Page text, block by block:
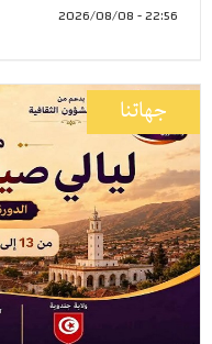
22:56 - 2026/08/08
جهاتنا